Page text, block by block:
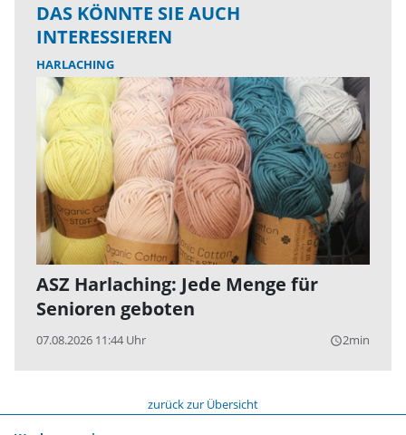
DAS KÖNNTE SIE AUCH
INTERESSIEREN
HARLACHING
ASZ Harlaching: Jede Menge für
Senioren geboten
07.08.2026 11:44 Uhr query_builder2min
zurück zur Übersicht